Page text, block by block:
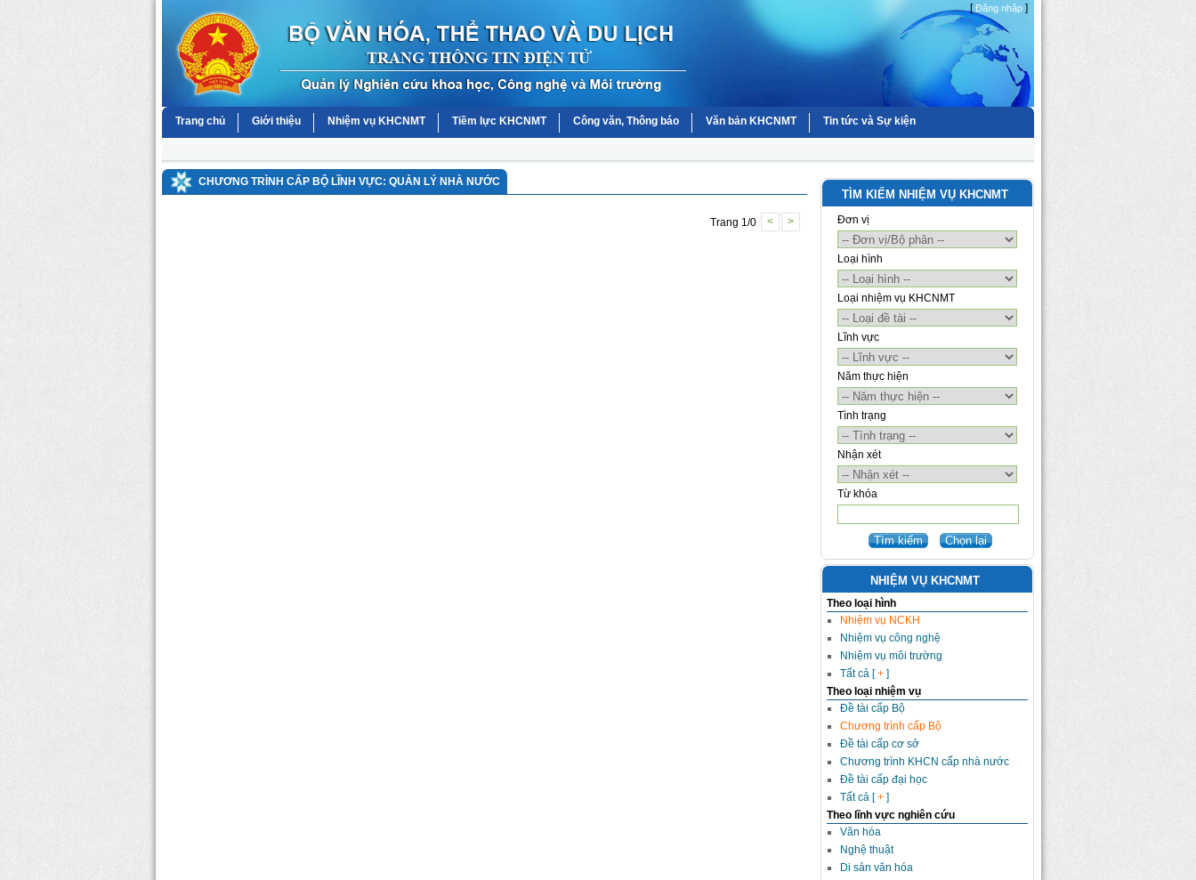
[Đăng nhập ]
Trang chủ Giới thiệu Nhiệm vụ KHCNMT Tiềm lực KHCNMT Công văn, Thông báo Văn bản KHCNMT Tin tức và Sự kiện
CHƯƠNG TRÌNH CẤP BỘ LĨNH VỰC: QUẢN LÝ NHÀ NƯỚC
Trang 1/0 < >
TÌM KIẾM NHIỆM VỤ KHCNMT
Đơn vị
Loại hình
Loại nhiệm vụ KHCNMT
Lĩnh vực
Năm thực hiện
Tình trạng
Nhận xét
Từ khóa
NHIỆM VỤ KHCNMT
Theo loại hình
Nhiệm vụ NCKH
Nhiệm vụ công nghệ
Nhiệm vụ môi trường
Tất cả [+ ]
Theo loại nhiệm vụ
Đề tài cấp Bộ
Chương trình cấp Bộ
Đề tài cấp cơ sở
Chương trình KHCN cấp nhà nước
Đề tài cấp đại học
Tất cả [+ ]
Theo lĩnh vực nghiên cứu
Văn hóa
Nghệ thuật
Di sản văn hóa